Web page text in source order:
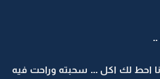
احط لك اكل ... سحبته وراحت فيه